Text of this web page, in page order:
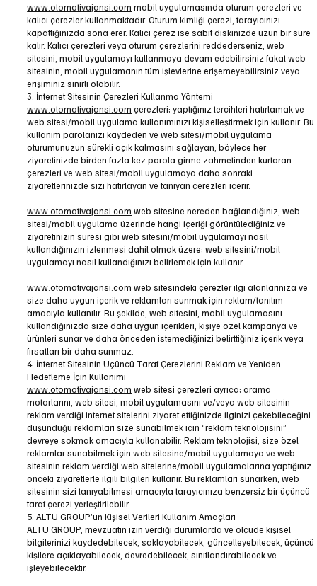
www.otomotivajansi.com mobil uygulamasında oturum çerezleri ve
kalıcı çerezler kullanmaktadır. Oturum kimliği çerezi, tarayıcınızı
kapattığınızda sona erer. Kalıcı çerez ise sabit diskinizde uzun bir süre
kalır. Kalıcı çerezleri veya oturum çerezlerini reddederseniz, web
sitesini, mobil uygulamayı kullanmaya devam edebilirsiniz fakat web
sitesinin, mobil uygulamanın tüm işlevlerine erişemeyebilirsiniz veya
erişiminiz sınırlı olabilir.
3. İnternet Sitesinin Çerezleri Kullanma Yöntemi
www.otomotivajansi.com çerezleri; yaptığınız tercihleri hatırlamak ve
web sitesi/mobil uygulama kullanımınızı kişiselleştirmek için kullanır. Bu
kullanım parolanızı kaydeden ve web sitesi/mobil uygulama
oturumunuzun sürekli açık kalmasını sağlayan, böylece her
ziyaretinizde birden fazla kez parola girme zahmetinden kurtaran
çerezleri ve web sitesi/mobil uygulamaya daha sonraki
ziyaretlerinizde sizi hatırlayan ve tanıyan çerezleri içerir.
www.otomotivajansi.com web sitesine nereden bağlandığınız, web
sitesi/mobil uygulama üzerinde hangi içeriği görüntülediğiniz ve
ziyaretinizin süresi gibi web sitesini/mobil uygulamayı nasıl
kullandığınızın izlenmesi dahil olmak üzere; web sitesini/mobil
uygulamayı nasıl kullandığınızı belirlemek için kullanır.
www.otomotivajansi.com web sitesindeki çerezler ilgi alanlarınıza ve
size daha uygun içerik ve reklamları sunmak için reklam/tanıtım
amacıyla kullanılır. Bu şekilde, web sitesini, mobil uygulamasını
kullandığınızda size daha uygun içerikleri, kişiye özel kampanya ve
ürünleri sunar ve daha önceden istemediğinizi belirttiğiniz içerik veya
fırsatları bir daha sunmaz.
4. İnternet Sitesinin Üçüncü Taraf Çerezlerini Reklam ve Yeniden
Hedefleme İçin Kullanımı
www.otomotivajansi.com web sitesi çerezleri ayrıca; arama
motorlarını, web sitesi, mobil uygulamasını ve/veya web sitesinin
reklam verdiği internet sitelerini ziyaret ettiğinizde ilginizi çekebileceğini
düşündüğü reklamları size sunabilmek için “reklam teknolojisini”
devreye sokmak amacıyla kullanabilir. Reklam teknolojisi, size özel
reklamlar sunabilmek için web sitesine/mobil uygulamaya ve web
sitesinin reklam verdiği web sitelerine/mobil uygulamalarına yaptığınız
önceki ziyaretlerle ilgili bilgileri kullanır. Bu reklamları sunarken, web
sitesinin sizi tanıyabilmesi amacıyla tarayıcınıza benzersiz bir üçüncü
taraf çerezi yerleştirilebilir.
5. ALTU GROUP’un Kişisel Verileri Kullanım Amaçları
ALTU GROUP, mevzuatın izin verdiği durumlarda ve ölçüde kişisel
bilgilerinizi kaydedebilecek, saklayabilecek, güncelleyebilecek, üçüncü
kişilere açıklayabilecek, devredebilecek, sınıflandırabilecek ve
işleyebilecektir.